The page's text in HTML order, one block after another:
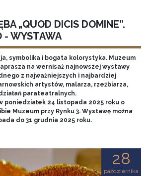
„QUOD DICIS DOMINE”.
- WYSTAWA
symbolika i bogata kolorystyka. Muzeum
na wernisaż najnowszej wystawy
z najważniejszych i najbardziej
artystów, malarza, rzeźbiarza,
parateatralnych.
poniedziałek 24 listopada 2025 roku o
Muzeum przy Rynku 3. Wystawę można
do 31 grudnia 2025 roku.
28
października